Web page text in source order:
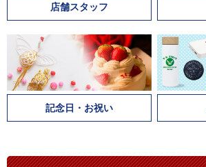
店舗スタッフ
記念日・お祝い